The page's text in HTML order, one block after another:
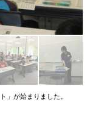
」が始まりました。